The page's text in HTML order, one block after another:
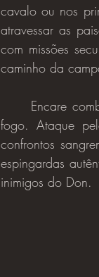
cavalo ou nos
atravessar as
com missões
caminho da
fogo. Ataque
confrontos
espingardas
inimigos do Don.